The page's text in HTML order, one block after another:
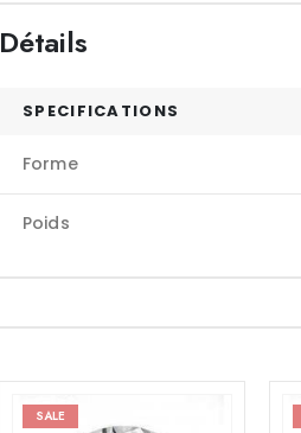
Détails
SPECIFICATIONS
Forme
Poids
SALE